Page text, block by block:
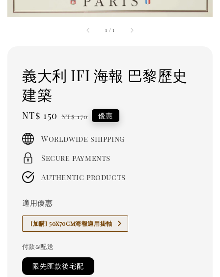
1 /1
義大利 IFI 海報 巴黎歷史
建築
Sale
NT$ 150 Regular
NT$ 170 優惠
Worldwide shipping
Secure payments
Authentic products
適用優惠
[加購] 50x70cm海報適用掛軸
付款&配送
限先匯款後宅配